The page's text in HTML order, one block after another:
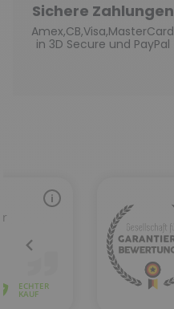
Sichere Zahlungen
Amex,CB,Visa,MasterCard
in 3D Secure und PayPal